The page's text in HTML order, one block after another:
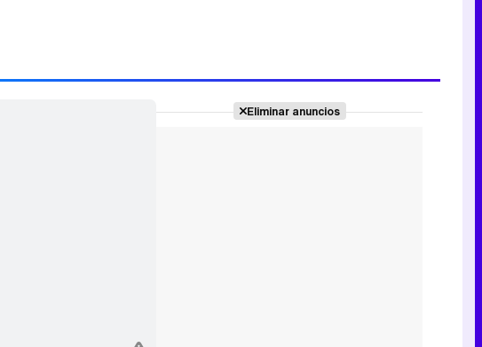
Eliminar anuncios